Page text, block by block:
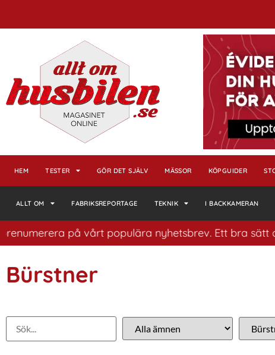
HEM TESTER GÖR DET SJÄLV MÄSSOR KÖPGUIDER
ALLT OM FABRIKSREPORTAGE TEKNIK I BACKKAMERAN
på vårt populära nyhetsbrev. Ett bra sätt att
Bürstner